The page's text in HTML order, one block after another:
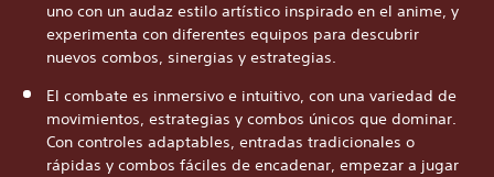
uno con un audaz estilo artístico inspirado en el anime, y
experimenta con diferentes equipos para descubrir
nuevos combos, sinergias y estrategias.
El combate es inmersivo e intuitivo, con una variedad de
movimientos, estrategias y combos únicos que dominar.
Con controles adaptables, entradas tradicionales o
rápidas y combos fáciles de encadenar, empezar a jugar